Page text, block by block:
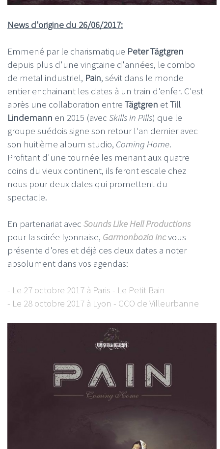
News d'origine du 26/06/2017:
Emmené par le charismatique Peter Tägtgren
depuis plus d'une vingtaine d'années, le combo
de metal industriel, Pain, sévit dans le monde
entier enchainant les dates à un train d'enfer. C'est
après une collaboration entre Tägtgren etTill
Lindemann en 2015 (avec Skills In Pills) que le
groupe suédois signe son retour l'an dernier avec
son huitième album studio, Coming Home.
Profitant d'une tournée les menant aux quatre
coins du vieux continent, ils feront escale chez
nous pour deux dates qui promettent du
spectacle.
En partenariat avec Sounds Like Hell Productions
pour la soirée lyonnaise, Garmonbozia Incvous
présente d'ores et déjà ces deux dates a noter
absolument dans vos agendas:
- Le 27 octobre 2017 à Paris - Le Petit Bain
- Le 28 octobre 2017 à Lyon - CCO de Villeurbanne